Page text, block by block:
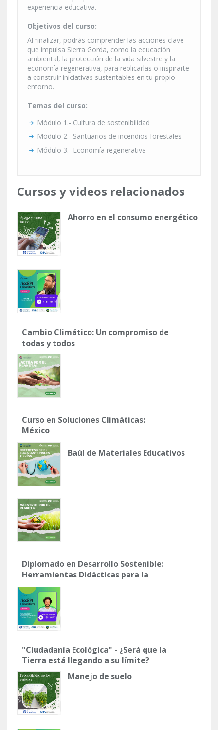
experiencia educativa.
Objetivos del curso:
Al finalizar, podrás comprender las acciones clave
que impulsa Sierra Gorda, como la educación
ambiental, la protección de la vida silvestre y la
economía regenerativa, para replicarlas o inspirarte
a construir iniciativas sustentables en tu propio
entorno.
Temas del curso:
Módulo 1.- Cultura de sostenibilidad
Módulo 2.- Santuarios de incendios forestales
Módulo 3.- Economía regenerativa
Cursos y videos relacionados
Ahorro en el consumo energético
Cambio Climático: Un compromiso de
todas y todos
Curso en Soluciones Climáticas:
México
Baúl de Materiales Educativos
Diplomado en Desarrollo Sostenible:
Herramientas Didácticas para la
Acción Climática
"Ciudadanía Ecológica" - ¿Será que la
Tierra está llegando a su límite?
Manejo de suelo